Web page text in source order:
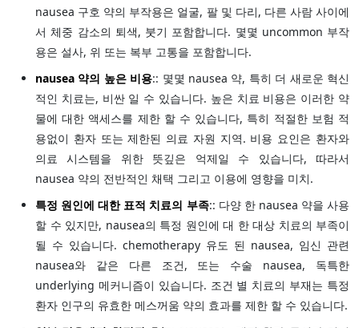
nausea 구호 약의 부작용은 얼굴, 팔 및 다리, 다른 사람 사이에
서 체중 감소의 퇴색, 붓기 포함합니다. 몇몇 uncommon 부작
용은 설사, 위 또는 복부 고통을 포함합니다.
nausea 약의 높은 비용:: 몇몇 nausea 약, 특히 더 새로운 혁신
적인 치료는, 비싼 일 수 있습니다. 높은 치료 비용은 이러한 약
물에 대한 액세스를 제한 할 수 있습니다, 특히 적절한 보험 적
용없이 환자 또는 제한된 의료 자원 지역. 비용 요인은 환자와
의료 시스템을 위한 뜻깊은 억제일 수 있습니다, 따라서
nausea 약의 전반적인 채택 그리고 이용에 영향을 미치.
특정 원인에 대한 표적 치료의 부족:: 다양 한 nausea 약을 사용
할 수 있지만, nausea의 특정 원인에 대 한 대상 치료의 부족이
될 수 있습니다. chemotherapy 유도 된 nausea, 임신 관련
nausea와 같은 다른 조건, 또는 수술 nausea, 독특한
underlying 메커니즘이 있습니다. 조건 별 치료의 부재는 특정
환자 인구의 유효한 메스꺼움 약의 효과를 제한 할 수 있습니다.